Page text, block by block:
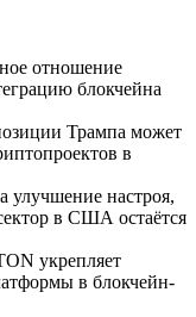
отношение
блокчейна
Трампа может
в
улучшение настроя,
в США остаётся
укрепляет
в блокчейн-